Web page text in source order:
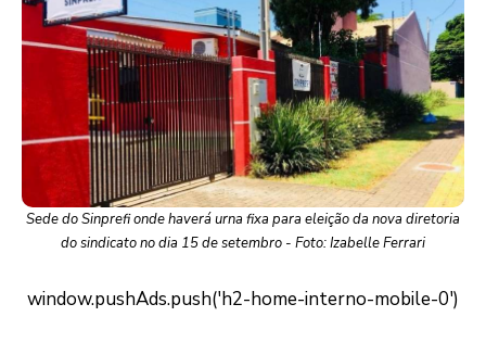
Sede do Sinprefi onde haverá urna fixa para eleição da nova diretoria
do sindicato no dia 15 de setembro - Foto: Izabelle Ferrari